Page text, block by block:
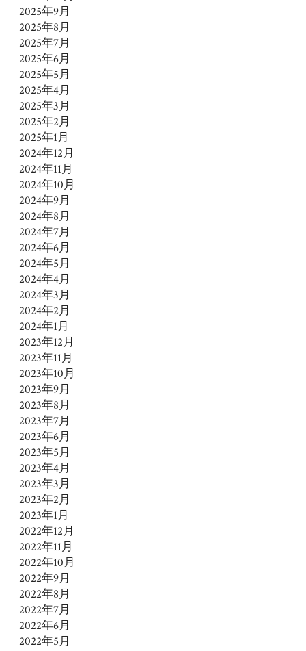
2025年9月
2025年8月
2025年7月
2025年6月
2025年5月
2025年4月
2025年3月
2025年2月
2025年1月
2024年12月
2024年11月
2024年10月
2024年9月
2024年8月
2024年7月
2024年6月
2024年5月
2024年4月
2024年3月
2024年2月
2024年1月
2023年12月
2023年11月
2023年10月
2023年9月
2023年8月
2023年7月
2023年6月
2023年5月
2023年4月
2023年3月
2023年2月
2023年1月
2022年12月
2022年11月
2022年10月
2022年9月
2022年8月
2022年7月
2022年6月
2022年5月